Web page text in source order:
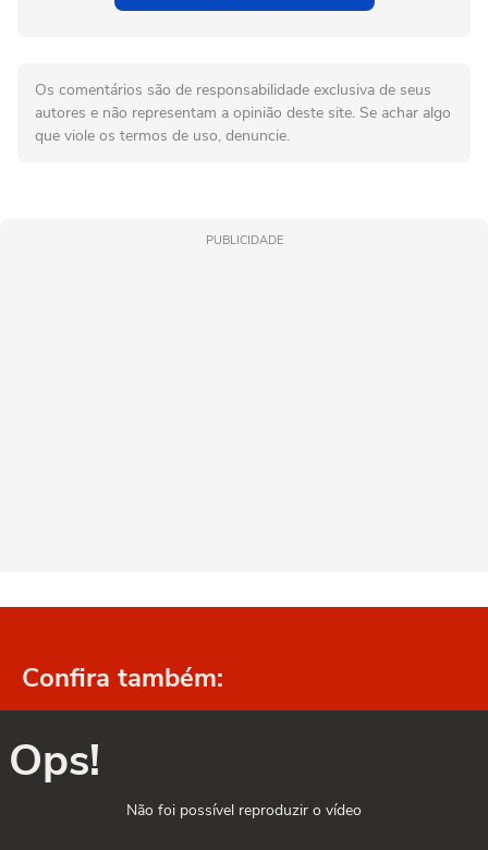
Os comentários são de responsabilidade exclusiva de seus
autores e não representam a opinião deste site. Se achar algo
que viole os termos de uso, denuncie.
PUBLICIDADE
Confira também:
Ops!
Não foi possível reproduzir o vídeo